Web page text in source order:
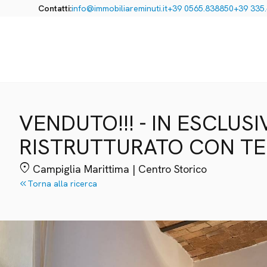
Contatti:info@immobiliareminuti.it+39 0565.838850+39
VENDUTO!!! - IN
RISTRUTTURATO CON
location_on Campiglia Marittima | Centro Storico
keyboard_double_arrow_leftTorna alla ricerca